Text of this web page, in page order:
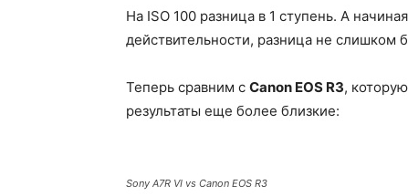
На ISO 100 разница в 1 ступень. А
действительности, разница не слишком
Теперь сравним c Canon EOS R3,
результаты еще более близкие:
Sony A7R VI vs Canon EOS R3